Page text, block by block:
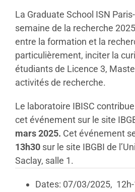
La Graduate School ISN
semaine de la recherche
entre la formation et la
particulièrement, inciter la
étudiants de Licence 3,
activités de recherche.
Le laboratoire IBISC
cet événement sur le site
mars 2025. Cet événement
13h30 sur le site IBGBI de
Saclay, salle 1.
Dates: 07/03/2025,